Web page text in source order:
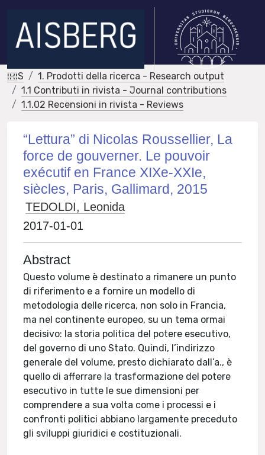
IRIS
1. Prodotti della ricerca - Research output
1.1 Contributi in rivista - Journal contributions
1.1.02 Recensioni in rivista - Reviews
“Lettura” di Nicolas Roussellier, La
force de gouverner. Le pouvoir
exécutif en France XIXe-XXIe,
siècles, Paris, Gallimard, 2015
TEDOLDI, Leonida
2017-01-01
Abstract
Questo volume è destinato a rimanere un punto
di riferimento e a fornire un modello di
metodologia delle ricerca, non solo in Francia,
ma nel continente europeo, su un tema ormai
decisivo: la storia politica del potere esecutivo,
del governo di uno Stato. Quindi, l’indirizzo
generale del volume, presto dichiarato dall’a., è
quello di afferrare la trasformazione del potere
esecutivo in tutte le sue dimensioni per
comprendere a sua volta come i processi e i
confronti politici abbiano largamente preceduto
gli sviluppi giuridici e costituzionali.